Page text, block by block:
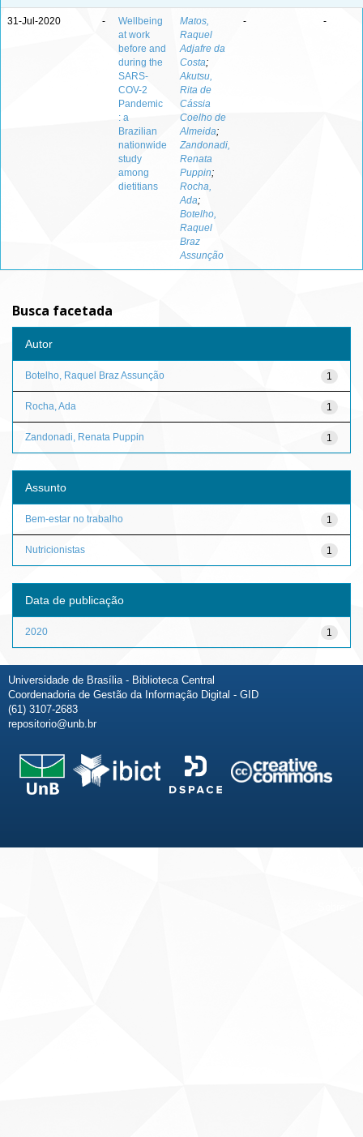
31-Jul-2020 -
Wellbeing
at work
before and
during the
SARS-
COV-2
Pandemic
: a
Brazilian
nationwide
study
among
dietitians
Matos,
Raquel
Adjafre da
Costa;
Akutsu,
Rita de
Cássia
Coelho de
Almeida;
Zandonadi,
Renata
Puppin;
Rocha,
Ada;
Botelho,
Raquel
Braz
Assunção
- -
Busca facetada
Autor
1
Botelho, Raquel Braz Assunção
1
Rocha, Ada
1
Zandonadi, Renata Puppin
Assunto
1
Bem-estar no trabalho
1
Nutricionistas
Data de publicação
1
2020
Universidade de Brasília - Biblioteca Central
Coordenadoria de Gestão da Informação Digital - GID
(61) 3107-2683
repositorio@unb.br